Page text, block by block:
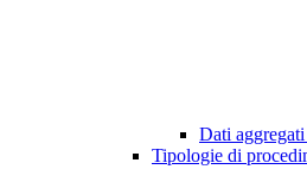
Dati
Tipologie di